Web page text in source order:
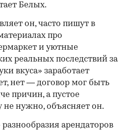
Белых.
он, часто пишут в
про
и уютные
реальных последствий за
вкуса» заработает
нет — договор мог быть
причин, а пустое
нужно, объясняет он.
арендаторов